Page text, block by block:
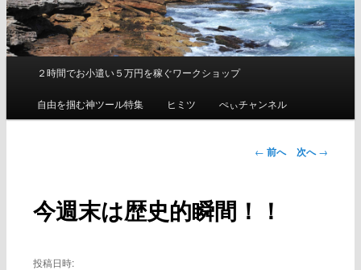
メ
２時間でお小遣い５万円を稼ぐワークショップ
自由を掴む神ツール特集 ヒミツ ぺぃチャンネル
投
← 前へ 次へ→
今週末は歴史的瞬間！！
投稿日時: